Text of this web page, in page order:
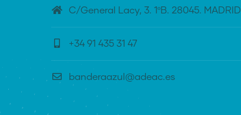
C/General Lacy, 3. 1ºB. 28045. MADRID
+34 91 435 31 47
banderaazul@adeac.es